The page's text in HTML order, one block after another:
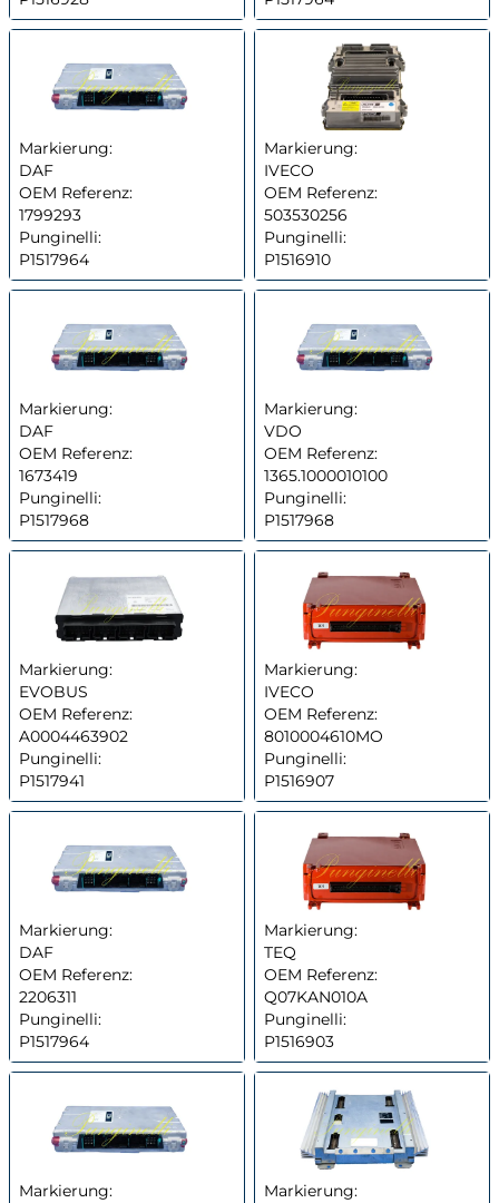
Markierung:
DAF
OEM Referenz:
1799293
Punginelli:
P1517964
Markierung:
IVECO
OEM Referenz:
503530256
Punginelli:
P1516910
Markierung:
DAF
OEM Referenz:
1673419
Punginelli:
P1517968
Markierung:
VDO
OEM Referenz:
1365.1000010100
Punginelli:
P1517968
Markierung:
EVOBUS
OEM Referenz:
A0004463902
Punginelli:
P1517941
Markierung:
IVECO
OEM Referenz:
8010004610MO
Punginelli:
P1516907
Markierung:
DAF
OEM Referenz:
2206311
Punginelli:
P1517964
Markierung:
TEQ
OEM Referenz:
Q07KAN010A
Punginelli:
P1516903
Markierung:
Markierung: